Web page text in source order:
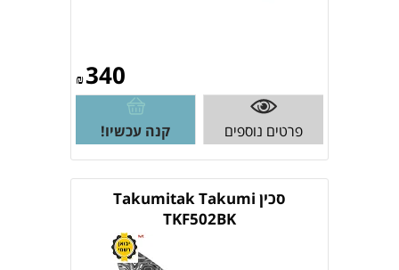
₪340
פרטים נוספים קנה עכשיו!
סכין Takumitak Takumi
TKF502BK